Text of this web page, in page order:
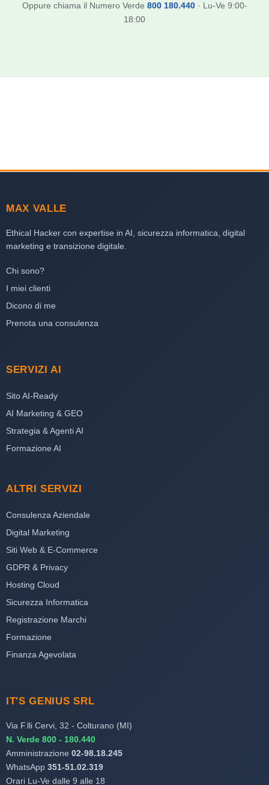
Oppure chiama il Numero Verde 800 180.440· Lu-Ve 9:00-
18:00
MAX VALLE
Ethical Hacker con expertise in AI, sicurezza informatica, digital
marketing e transizione digitale.
Chi sono?
I miei clienti
Dicono di me
Prenota una consulenza
SERVIZI AI
Sito AI-Ready
AI Marketing & GEO
Strategia & Agenti AI
Formazione AI
ALTRI SERVIZI
Consulenza Aziendale
Digital Marketing
Siti Web & E-Commerce
GDPR & Privacy
Hosting Cloud
Sicurezza Informatica
Registrazione Marchi
Formazione
Finanza Agevolata
IT'S GENIUS SRL
Via F.lli Cervi, 32 - Colturano (MI)
N. Verde 800 - 180.440
Amministrazione 02-98.18.245
WhatsApp 351-51.02.319
Orari Lu-Ve dalle 9 alle 18